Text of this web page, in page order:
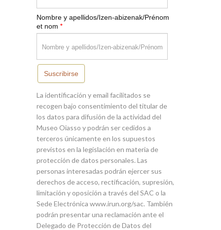
Nombre y apellidos/Izen-abizenak/Prénom
et nom *
Suscribirse
La identificación y email facilitados se
recogen bajo consentimiento del titular de
los datos para difusión de la actividad del
Museo Oiasso y podrán ser cedidos a
terceros únicamente en los supuestos
previstos en la legislación en materia de
protección de datos personales. Las
personas interesadas podrán ejercer sus
derechos de acceso, rectificación, supresión,
limitación y oposición a través del SAC o la
Sede Electrónica www.irun.org/sac. También
podrán presentar una reclamación ante el
Delegado de Protección de Datos del